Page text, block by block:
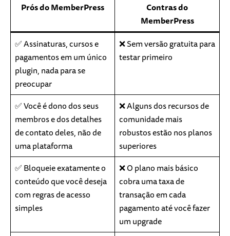
Prós do MemberPress
Contras do
MemberPress
✅ Assinaturas, cursos e
pagamentos em um único
plugin, nada para se
preocupar
❌ Sem versão gratuita para
testar primeiro
✅ Você é dono dos seus
membros e dos detalhes
de contato deles, não de
uma plataforma
❌ Alguns dos recursos de
comunidade mais
robustos estão nos planos
superiores
✅ Bloqueie exatamente o
conteúdo que você deseja
com regras de acesso
simples
❌ O plano mais básico
cobra uma taxa de
transação em cada
pagamento até você fazer
um upgrade